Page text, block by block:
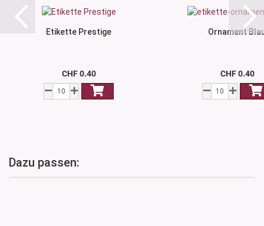
Etikette Prestige
CHF 0.40
Ornament
CHF 0.40
Dazu passen: